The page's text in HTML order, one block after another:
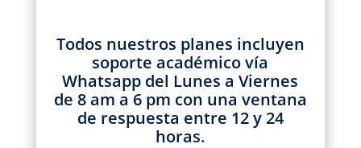
Todos nuestros planes incluyen
soporte académico vía
Whatsapp del Lunes a Viernes
de 8 am a 6 pm con una ventana
de respuesta entre 12 y 24
horas.